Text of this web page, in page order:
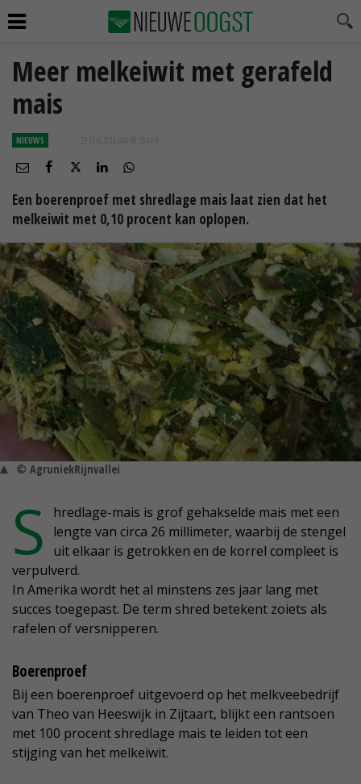
Meer melkeiwit met gerafeld
mais
NIEUWS 29 JUN 2016 OM 08:18
Een boerenproef met shredlage mais laat zien dat het
melkeiwit met 0,10 procent kan oplopen.
© AgruniekRijnvallei
S
hredlage-mais is grof gehakselde mais met een
lengte van circa 26 millimeter, waarbij de stengel
uit elkaar is getrokken en de korrel compleet is
verpulverd.
In Amerika wordt het al minstens zes jaar lang met
succes toegepast. De term shred betekent zoiets als
rafelen of versnipperen.
Boerenproef
Bij een boerenproef uitgevoerd op het melkveebedrijf
van Theo van Heeswijk in Zijtaart, blijkt een rantsoen
met 100 procent shredlage mais te leiden tot een
stijging van het melkeiwit.